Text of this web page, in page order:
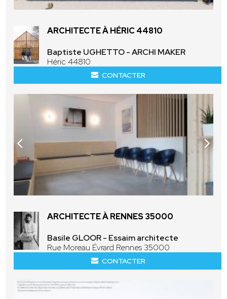
ARCHITECTE À HÉRIC 44810
Baptiste UGHETTO - ARCHI MAKER
Héric 44810
CONTACTER
ARCHITECTE À RENNES 35000
Basile GLOOR - Essaim architecte
Rue Moreau Évrard Rennes 35000
CONTACTER